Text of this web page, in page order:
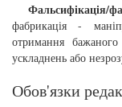
Фальсифікація/
фабрикація -
отримання
ускладнень або
Обов'язки